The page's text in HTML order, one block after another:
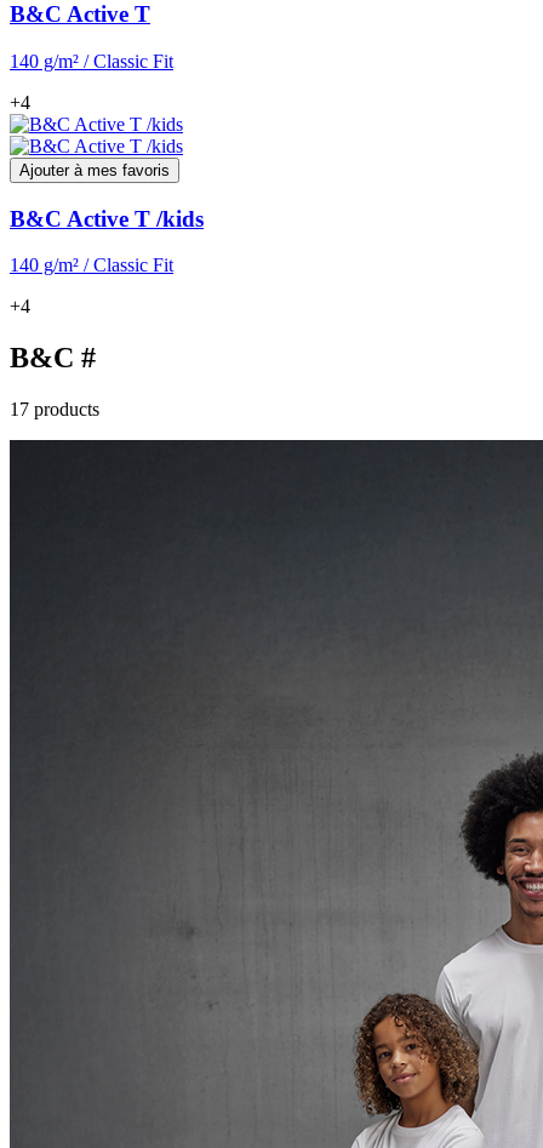
B&C Active T
140 g/m² / Classic Fit
+4
Ajouter à mes favoris
B&C Active T /kids
140 g/m² / Classic Fit
+4
B&C #
17 products